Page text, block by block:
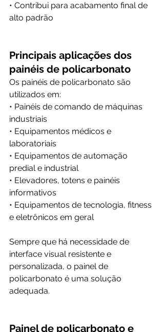
• Contribui para acabamento final de
alto padrão
Principais aplicações dos
painéis de policarbonato
Os painéis de policarbonato são
utilizados em:
• Painéis de comando de máquinas
industriais
• Equipamentos médicos e
laboratoriais
• Equipamentos de automação
predial e industrial
• Elevadores, totens e painéis
informativos
• Equipamentos de tecnologia, fitness
e eletrônicos em geral
Sempre que há necessidade de
interface visual resistente e
personalizada, o painel de
policarbonato é uma solução
adequada.
Painel de policarbonato e